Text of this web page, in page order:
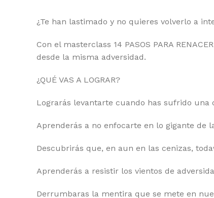
¿Te han lastimado y no quieres volverlo a
Con el masterclass 14 PASOS PARA
desde la misma adversidad.
¿QUÉ VAS A LOGRAR?
Lograrás levantarte cuando has sufrido
Aprenderás a no enfocarte en lo gigante de
Descubrirás que, en aun en las cenizas,
Aprenderás a resistir los vientos de
Derrumbaras la mentira que se mete en